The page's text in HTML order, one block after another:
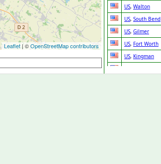
Leaflet | ©OpenStreetMap contributors
US, Walton
US, South Bend
US, Gilmer
US, Fort Worth
US, Kingman